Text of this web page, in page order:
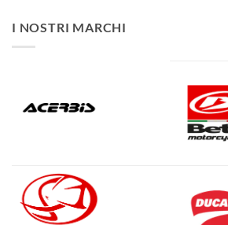
I NOSTRI MARCHI